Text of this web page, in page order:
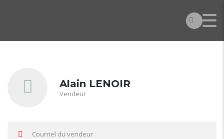
Alain LENOIR
Vendeur
Courriel du vendeur